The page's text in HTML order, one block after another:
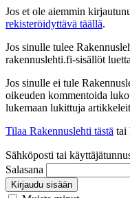
Jos et ole aiemmin
rekisteröidyttävä täällä.
Jos sinulle tulee
rakennuslehti.fi-sisällöt
Jos sinulle ei tule
oikeuden kommentoida
lukemaan lukittuja
Tilaa Rakennuslehti tästä tai
Sähköposti tai
Salasana
Kirjaudu sisään